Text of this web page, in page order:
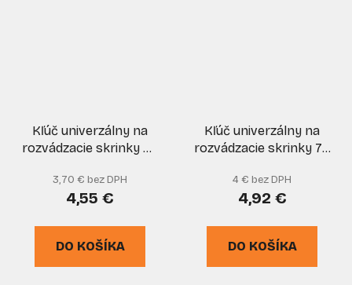
Kľúč univerzálny na
rozvádzacie skrinky 60
koncovky, kovový, XL-
TOOLS
3,70 € bez DPH
4,55 €
DO KOŠÍKA
Kľúč univerzálny na
rozvádzacie skrinky 70
koncovky, kovový, XL-
TOOLS
4 € bez DPH
4,92 €
DO KOŠÍKA